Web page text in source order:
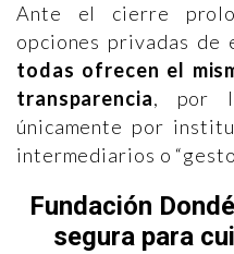
Ante el cierre
opciones privadas de
todas ofrecen el
transparencia, por
únicamente por
intermediarios o
Fundación
segura para